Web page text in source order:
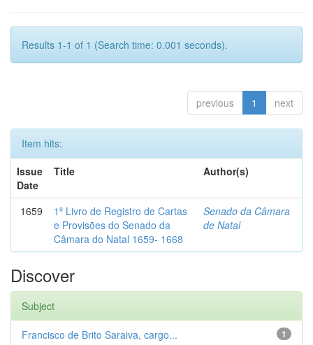
Results 1-1 of 1 (Search time: 0.001 seconds).
previous 1 next
Item hits:
Issue
Date
Title Author(s)
1659
1º Livro de Registro de Cartas
e Provisões do Senado da
Câmara do Natal 1659- 1668
Senado da Câmara
de Natal
Discover
Subject
1
Francisco de Brito Saraiva, cargo...